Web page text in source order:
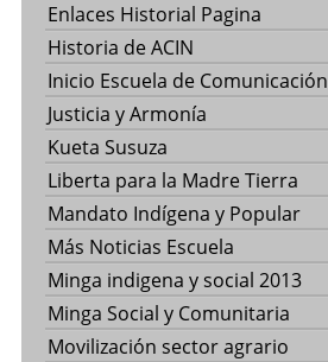
Enlaces Historial Pagina
Historia de ACIN
Inicio Escuela de Comunicación
Justicia y Armonía
Kueta Susuza
Liberta para la Madre Tierra
Mandato Indígena y Popular
Más Noticias Escuela
Minga indigena y social 2013
Minga Social y Comunitaria
Movilización sector agrario